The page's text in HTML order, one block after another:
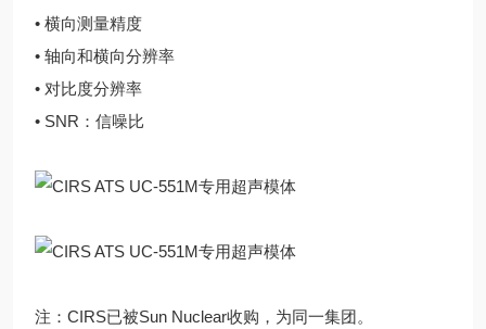
• 横向测量精度
• 轴向和横向分辨率
• 对比度分辨率
• SNR：信噪比
注：CIRS已被Sun Nuclear收购，为同一集团。